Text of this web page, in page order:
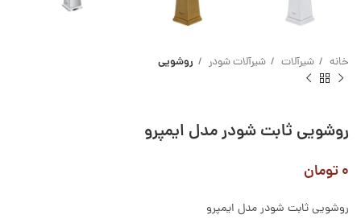
خانه شیرآلات شیرآلات شودر روشویی
روشویی ثابت شودر مدل ایمپرو
۰تومان
روشویی ثابت شودر مدل ایمپرو